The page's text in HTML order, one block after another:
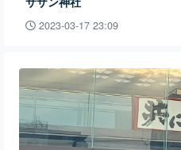
2023-03-17 23:09